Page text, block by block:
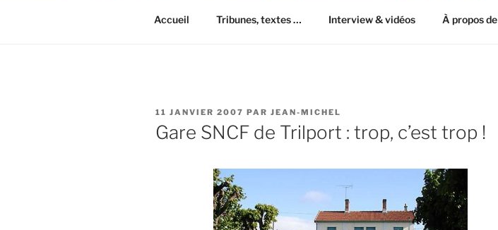
Accueil Tribunes, textes … Interview & vidéos À propos de
PUBLIÉ
LE
11 JANVIER 2007 PAR JEAN-MICHEL
Gare SNCF de Trilport : trop, c’est trop !